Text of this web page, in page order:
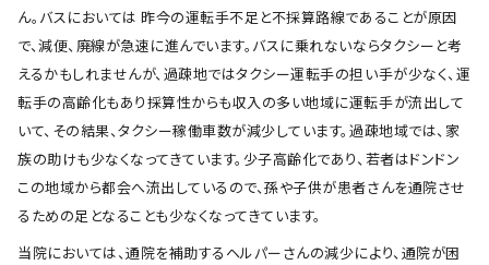
ん。バスにおいては 昨今の運転手不足と不採算路線であることが原因
で、減便、廃線が急速に進んでいます。バスに乗れないならタクシーと考
えるかもしれませんが、過疎地ではタクシー運転手の担い手が少なく、運
転手の高齢化もあり採算性からも収入の多い地域に運転手が流出して
いて、その結果、タクシー稼働車数が減少しています。過疎地域では、家
族の助けも少なくなってきています。少子高齢化であり、若者はドンドン
この地域から都会へ流出しているので、孫や子供が患者さんを通院させ
るための足となることも少なくなってきています。
当院においては、通院を補助するヘルパーさんの減少により、通院が困